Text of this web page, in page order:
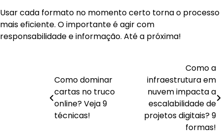
Usar cada formato no momento certo torna o processo
mais eficiente. O importante é agir com
responsabilidade e informação. Até a próxima!
Navegação
de
Como dominar
cartas no truco
online? Veja 9
técnicas!
Como a
infraestrutura em
nuvem impacta a
escalabilidade de
projetos digitais? 9
formas!